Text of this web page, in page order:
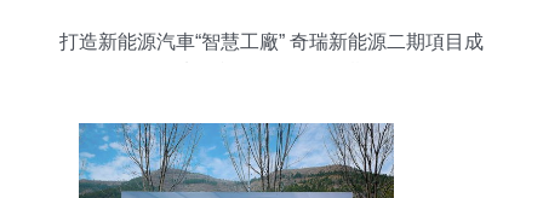
打造新能源汽車“智慧工廠” 奇瑞新能源二期項目成